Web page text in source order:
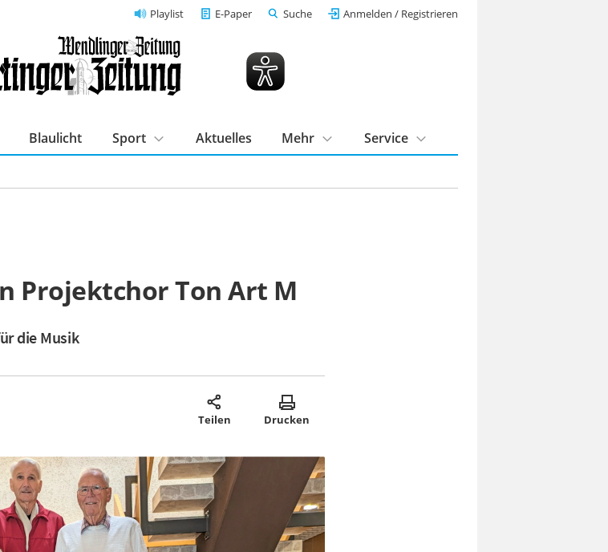
Playlist E-Paper Suche Anmelden / Registrieren
Blaulicht Sport Aktuelles Mehr Service
Projektchor Ton Art M
die Musik
Teilen Drucken